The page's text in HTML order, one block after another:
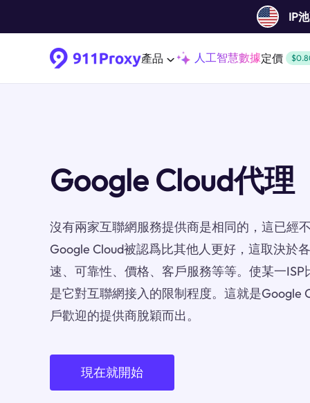
IP
產品 人工智慧數據定價
Google Cloud代理
沒有兩家互聯網服務提供商是相同的，這已經
Google Cloud被認爲比其他人更好，這取決於
速、可靠性、價格、客戶服務等等。使某一
是它對互聯網接入的限制程度。這就是Google
戶歡迎的提供商脫穎而出。
現在就開始